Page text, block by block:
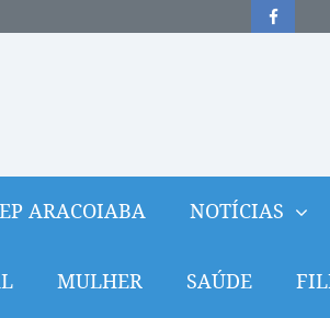
ARACOIABA NOTÍCIAS
MULHER SAÚDE